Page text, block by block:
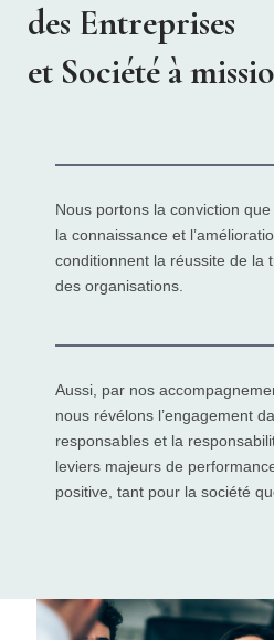
des Entreprises
et Société à
Nous portons la conviction
la connaissance et
conditionnent la réussite de la
des organisations.
Aussi, par nos
nous révélons l’engagement
responsables et la
leviers majeurs de
positive, tant pour la société